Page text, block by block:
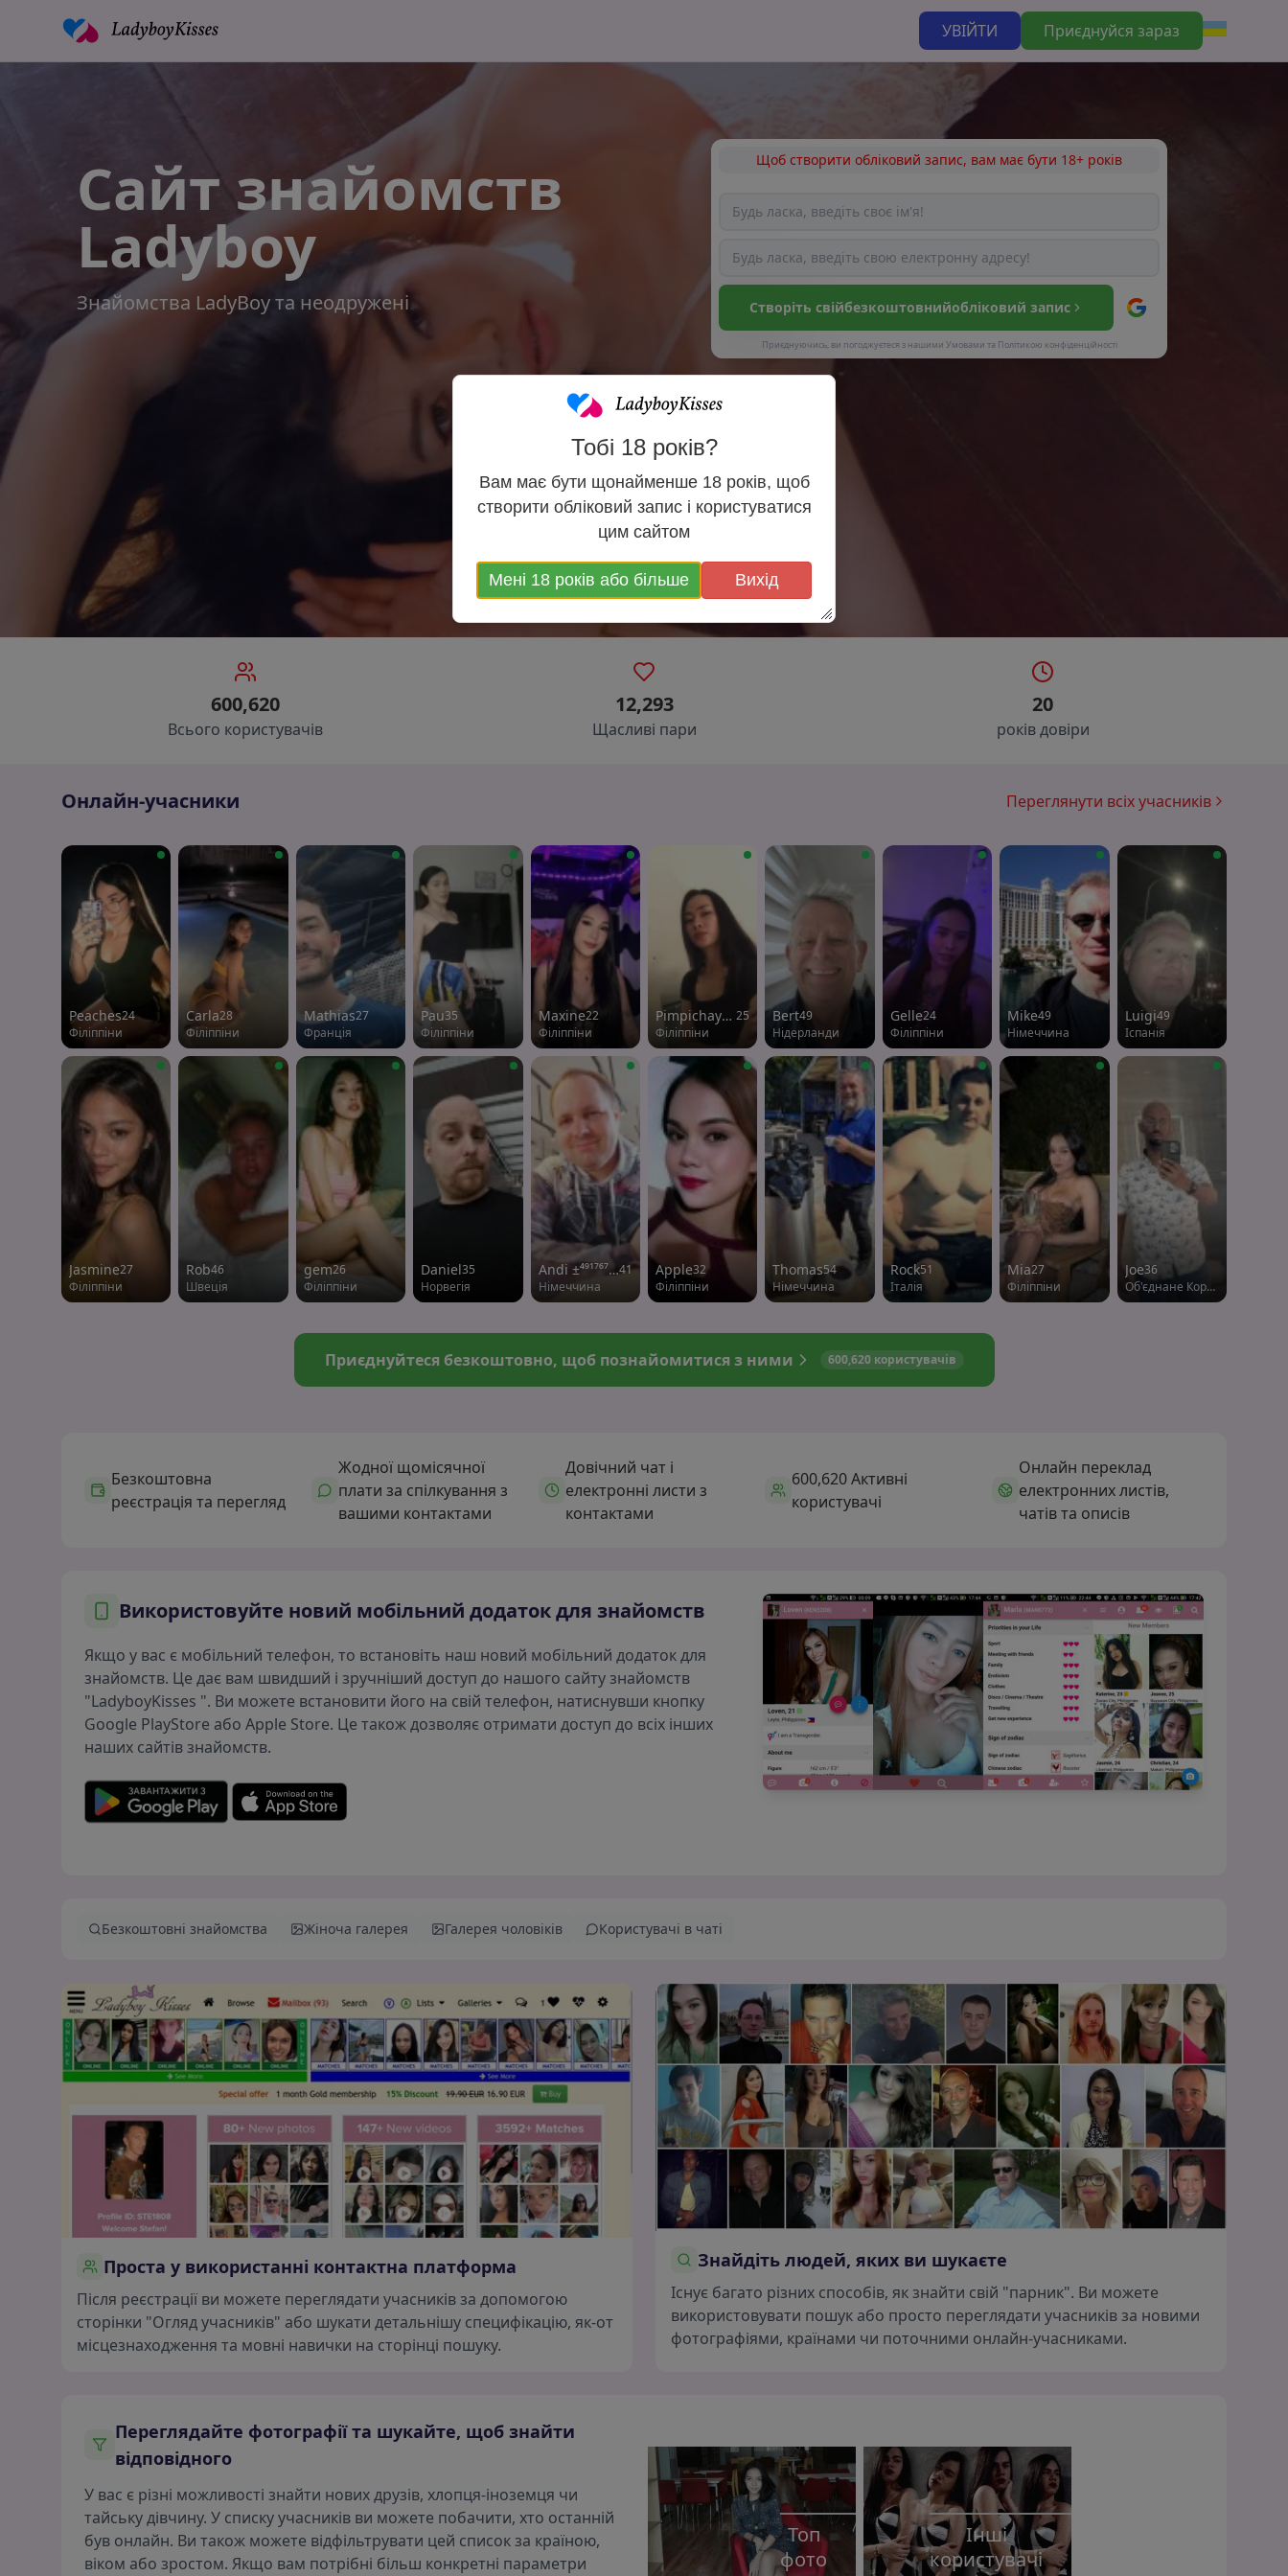
УВІЙТИ Приєднуйся зараз
Сайт знайомств
Ladyboy
Знайомства LadyBoy та неодружені
Щоб створити обліковий запис, вам має бути 18+ років
Створіть свійбезкоштовнийобліковий запис
Приєднуючись, ви погоджуєтеся з нашими Умовами та Політикою конфіденційності
600,620
Всього користувачів
12,293
Щасливі пари
20
років довіри
Онлайн-учасники Переглянути всіх учасників
Peaches24
Філіппіни
Carla28
Філіппіни
Mathias27
Франція
Pau35
Філіппіни
Maxine22
Філіппіни
Pimpichayatayros 25
Філіппіни
Bert49
Нідерланди
Gelle24
Філіппіни
Mike49
Німеччина
Luigi49
Іспанія
Jasmine27
Філіппіни
Rob46
Швеція
gem26
Філіппіни
Daniel35
Норвегія
Andi ±⁴⁹¹⁷⁶⁷⁹²¹⁷⁶⁴¹ Feel free to contact me at this number in WhatsApp41
Німеччина
Apple32
Філіппіни
Thomas54
Німеччина
Rock51
Італія
Mia27
Філіппіни
Joe36
Об'єднане Королівство
Приєднуйтеся безкоштовно, щоб познайомитися з ними 600,620 користувачів
Безкоштовна
реєстрація та перегляд
Жодної щомісячної
плати за спілкування з
вашими контактами
Довічний чат і
електронні листи з
контактами
600,620 Активні
користувачі
Онлайн переклад
електронних листів,
чатів та описів
Використовуйте новий мобільний додаток для знайомств
Якщо у вас є мобільний телефон, то встановіть наш новий мобільний додаток для
знайомств. Це дає вам швидший і зручніший доступ до нашого сайту знайомств
"LadyboyKisses ". Ви можете встановити його на свій телефон, натиснувши кнопку
Google PlayStore або Apple Store. Це також дозволяє отримати доступ до всіх інших
наших сайтів знайомств.
Безкоштовні знайомства Жіноча галерея Галерея чоловіків Користувачі в чаті
Проста у використанні контактна платформа
Після реєстрації ви можете переглядати учасників за допомогою
сторінки "Огляд учасників" або шукати детальнішу специфікацію, як-от
місцезнаходження та мовні навички на сторінці пошуку.
Знайдіть людей, яких ви шукаєте
Існує багато різних способів, як знайти свій "парник". Ви можете
використовувати пошук або просто переглядати учасників за новими
фотографіями, країнами чи поточними онлайн-учасниками.
Переглядайте фотографії та шукайте, щоб знайти
відповідного
У вас є різні можливості знайти нових друзів, хлопця-іноземця чи
тайську дівчину. У списку учасників ви можете побачити, хто останній
був онлайн. Ви також можете відфільтрувати цей список за країною,
віком або зростом. Якщо вам потрібні більш конкретні параметри
Топ
фото
Інші
користувачі
Тобі 18 років?
Вам має бути щонайменше 18 років, щоб
створити обліковий запис і користуватися
цим сайтом
Мені 18 років або більше Вихід